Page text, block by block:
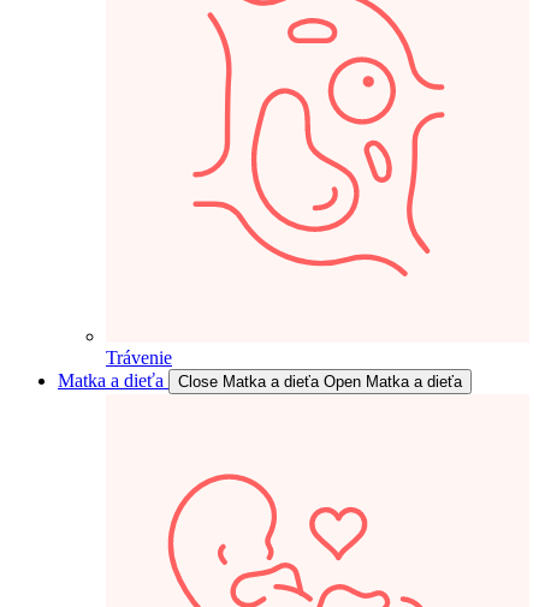
Trávenie
Matka a dieťa
Close Matka a dieťa Open Matka a dieťa